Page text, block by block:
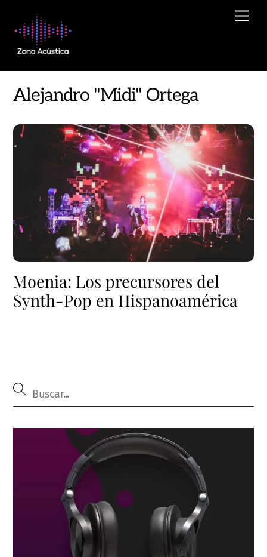
content
Alejandro "Midi" Ortega
Moenia: Los precursores del
Synth-Pop en Hispanoamérica